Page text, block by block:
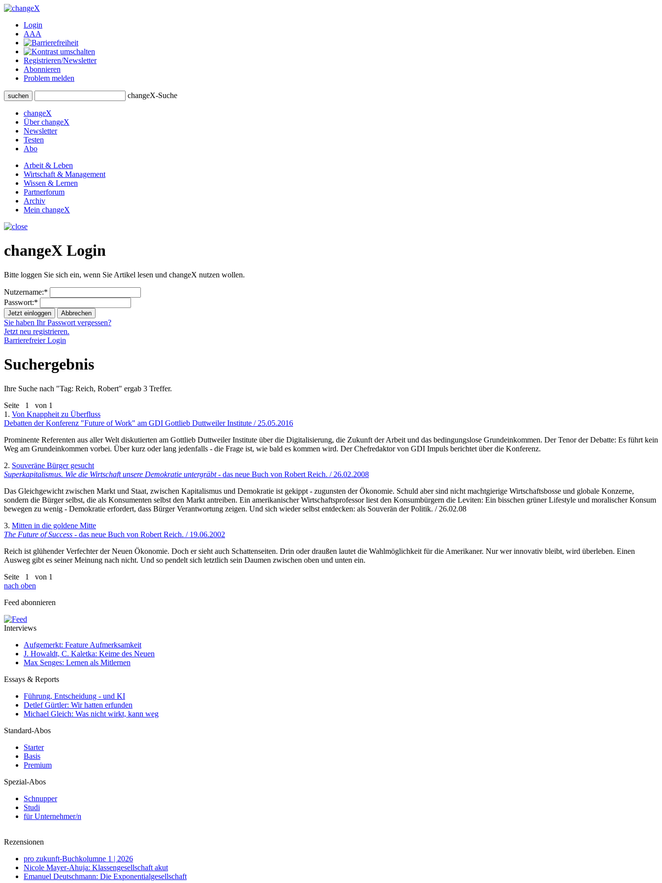
Login
AAA
Registrieren/Newsletter
Abonnieren
Problem melden
suchen changeX-Suche
changeX
Über changeX
Newsletter
Testen
Abo
Arbeit & Leben
Wirtschaft & Management
Wissen & Lernen
Partnerforum
Archiv
Mein changeX
changeX Login
Bitte loggen Sie sich ein, wenn Sie Artikel lesen und changeX nutzen wollen.
Nutzername:*
Passwort:*
Jetzt einloggen Abbrechen
Sie haben Ihr Passwort vergessen?
Jetzt neu registrieren.
Barrierefreier Login
Suchergebnis
Ihre Suche nach "Tag: Reich, Robert" ergab 3 Treffer.
Seite 1
von 1
1. Von Knappheit zu Überfluss
Debatten der Konferenz "Future of Work" am GDI Gottlieb Duttweiler Institute / 25.05.2016
Prominente Referenten aus aller Welt diskutierten am Gottlieb Duttweiler Institute über die Digitalisierung, die Zukunft der Arbeit und das bedingungslose Grundeinkommen. Der Tenor der Debatte: Es führt kein
Weg am Grundeinkommen vorbei. Über kurz oder lang jedenfalls - die Frage ist, wie bald es kommen wird. Der Chefredaktor von GDI Impuls berichtet über die Konferenz.
2. Souveräne Bürger gesucht
Superkapitalismus. Wie die Wirtschaft unsere Demokratie untergräbt- das neue Buch von Robert Reich. / 26.02.2008
Das Gleichgewicht zwischen Markt und Staat, zwischen Kapitalismus und Demokratie ist gekippt - zugunsten der Ökonomie. Schuld aber sind nicht machtgierige Wirtschaftsbosse und globale Konzerne,
sondern die Bürger selbst, die als Konsumenten selbst den Markt antreiben. Ein amerikanischer Wirtschaftsprofessor liest den Konsumbürgern die Leviten: Ein bisschen grüner Lifestyle und moralischer Konsum
bewegen zu wenig - Demokratie erfordert, dass Bürger Verantwortung zeigen. Und sich wieder selbst entdecken: als Souverän der Politik. / 26.02.08
3. Mitten in die goldene Mitte
The Future of Success - das neue Buch von Robert Reich. / 19.06.2002
Reich ist glühender Verfechter der Neuen Ökonomie. Doch er sieht auch Schattenseiten. Drin oder draußen lautet die Wahlmöglichkeit für die Amerikaner. Nur wer innovativ bleibt, wird überleben. Einen
Ausweg gibt es seiner Meinung nach nicht. Und so pendelt sich letztlich sein Daumen zwischen oben und unten ein.
Seite 1
von 1
nach oben
Feed abonnieren
Interviews
Aufgemerkt: Feature Aufmerksamkeit
J. Howaldt, C. Kaletka: Keime des Neuen
Max Senges: Lernen als Mitlernen
Essays & Reports
Führung, Entscheidung - und KI
Detlef Gürtler: Wir hatten erfunden
Michael Gleich: Was nicht wirkt, kann weg
Standard-Abos
Starter
Basis
Premium
Spezial-Abos
Schnupper
Studi
für Unternehmer/n
Rezensionen
pro zukunft-Buchkolumne 1 | 2026
Nicole Mayer-Ahuja: Klassengesellschaft akut
Emanuel Deutschmann: Die Exponentialgesellschaft